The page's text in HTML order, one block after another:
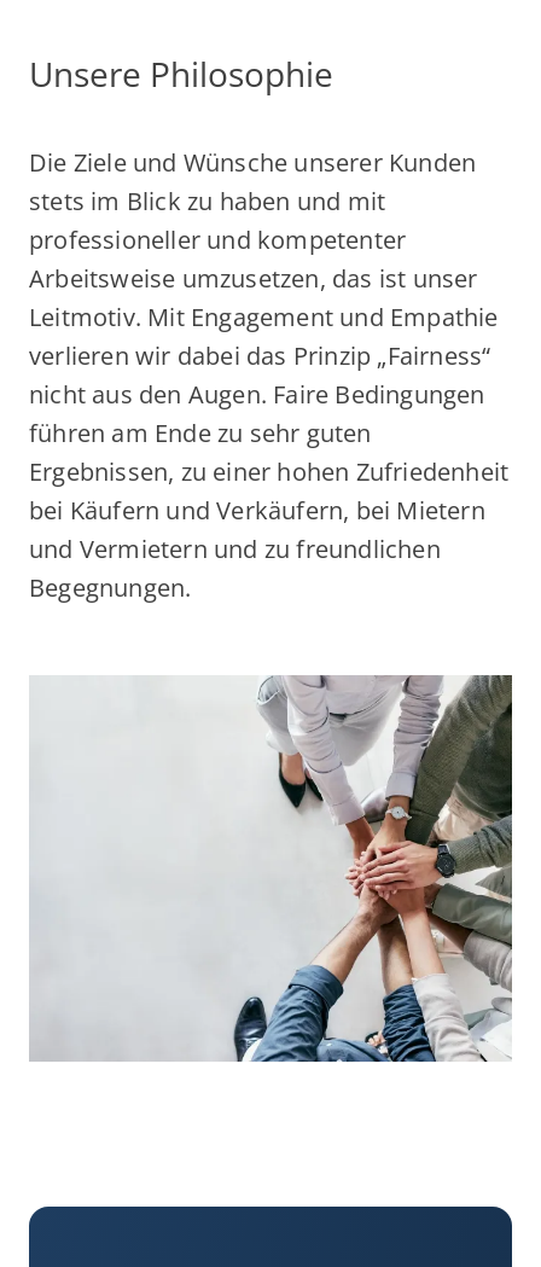
Unsere Philosophie
Die Ziele und Wünsche unserer Kunden
stets im Blick zu haben und mit
professioneller und kompetenter
Arbeitsweise umzusetzen, das ist unser
Leitmotiv. Mit Engagement und Empathie
verlieren wir dabei das Prinzip „Fairness“
nicht aus den Augen. Faire Bedingungen
führen am Ende zu sehr guten
Ergebnissen, zu einer hohen Zufriedenheit
bei Käufern und Verkäufern, bei Mietern
und Vermietern und zu freundlichen
Begegnungen.